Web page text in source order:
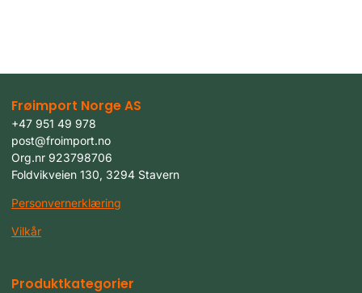
Frøimport Norge AS
+47 951 49 978
post@froimport.no
Org.nr 923798706
Foldvikveien 130, 3294 Stavern
Personvernerklæring
Vilkår
Produktkategorier